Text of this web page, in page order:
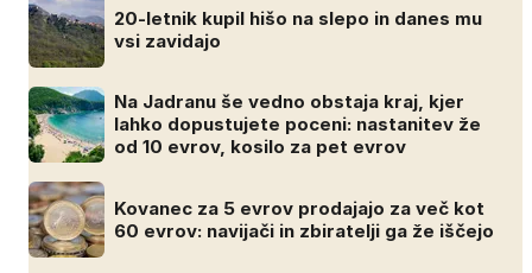
20-letnik kupil hišo na slepo in danes mu
vsi zavidajo
Na Jadranu še vedno obstaja kraj, kjer
lahko dopustujete poceni: nastanitev že
od 10 evrov, kosilo za pet evrov
Kovanec za 5 evrov prodajajo za več kot
60 evrov: navijači in zbiratelji ga že iščejo